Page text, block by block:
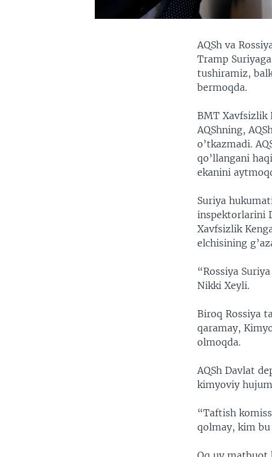
AQSh va
Tramp
tushiramiz,
bermoqda.
BMT Xavfsizlik
AQShning,
o’tkazmadi.
qo’llangani
ekanini
Suriya
inspektorlarini
Xavfsizlik
elchisining
“Rossiya
Nikki Xeyli.
Biroq Rossiya
qaramay,
olmoqda.
AQSh Davlat
kimyoviy
“Taftish
qolmay, kim